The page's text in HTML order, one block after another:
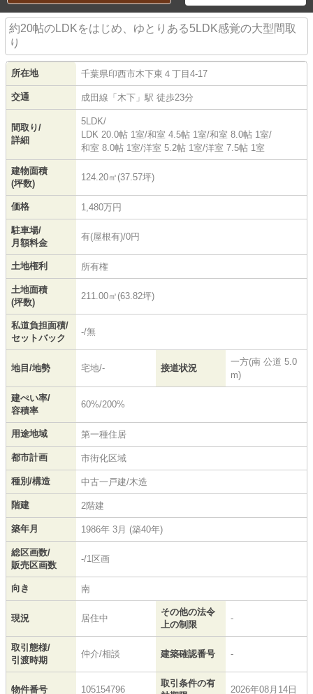
約20帖のLDKをはじめ、ゆとりある5LDK感覚の大型間取
り
所在地 千葉県印西市木下東 ４丁目4-17
交通 成田線 「 木下 」駅 徒歩23分
間取り/
詳細
5LDK/
LDK 20.0帖 1室/和室 4.5帖 1室/和室 8.0帖 1室/
和室 8.0帖 1室/洋室 5.2帖 1室/洋室 7.5帖 1室
建物面積
(坪数)
124.20㎡(37.57坪)
価格 1,480万円
駐車場/
月額料金
有(屋根有)/0円
土地権利 所有権
土地面積
(坪数)
211.00㎡(63.82坪)
私道負担面積/
セットバック
-/無
地目/地勢 宅地/- 接道状況
一方(南 公道 5.0
m)
建ぺい率/
容積率
60%/200%
用途地域 第一種住居
都市計画 市街化区域
種別/構造 中古一戸建/木造
階建 2階建
築年月 1986年 3月 (築40年)
総区画数/
販売区画数
-/1区画
向き 南
現況 居住中
その他の法令
上の制限
-
取引態様/
引渡時期
仲介/相談 建築確認番号 -
物件番号 105154796
取引条件の有
2026年08月14日